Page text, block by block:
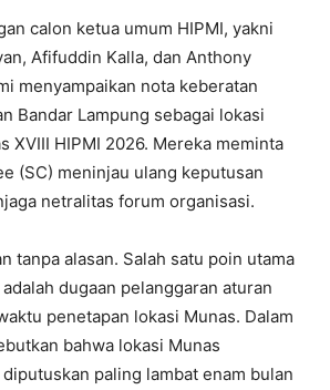
calon ketua umum HIPMI, yakni
Afifuddin Kalla, dan Anthony
menyampaikan nota keberatan
Bandar Lampung sebagai lokasi
XVIII HIPMI 2026. Mereka meminta
(SC) meninjau ulang keputusan
netralitas forum organisasi.
tanpa alasan. Salah satu poin utama
dugaan pelanggaran aturan
penetapan lokasi Munas. Dalam
bahwa lokasi Munas
paling lambat enam bulan